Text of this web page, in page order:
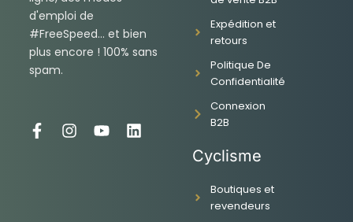
d'emploi de
#FreeSpeed... et bien
plus encore ! 100% sans
spam.
F
I
Y
L
Expédition et
retours
Politique De
Confidentialité
Connexion
B2B
Cyclisme
Boutiques et
revendeurs